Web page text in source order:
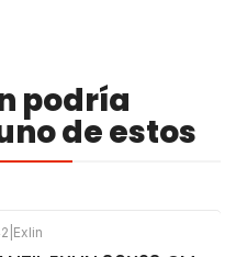
podría
de estos
Exlin